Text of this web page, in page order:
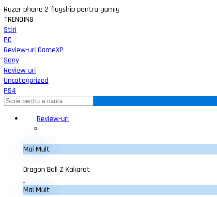
Razer phone 2 flagship pentru gamig
TRENDING
Stiri
PC
Review-uri GameXP
Sony
Review-uri
Uncategorized
PS4
Review-uri
Mai Mult
Dragon Ball Z Kakarot
Mai Mult